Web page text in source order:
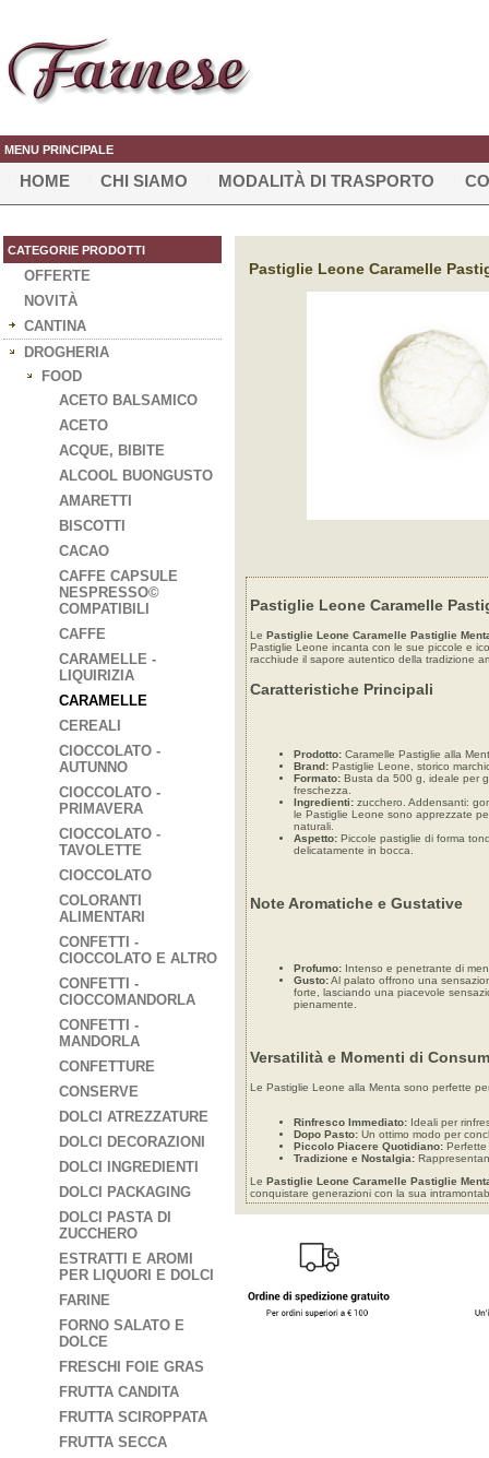
MENU PRINCIPALE
HOME CHI SIAMO MODALITÀ DI TRASPORTO
CATEGORIE PRODOTTI
OFFERTE
NOVITÀ
CANTINA
DROGHERIA
FOOD
ACETO BALSAMICO
ACETO
ACQUE, BIBITE
ALCOOL BUONGUSTO
AMARETTI
BISCOTTI
CACAO
CAFFE CAPSULE
NESPRESSO©
COMPATIBILI
CAFFE
CARAMELLE -
LIQUIRIZIA
CARAMELLE
CEREALI
CIOCCOLATO -
AUTUNNO
CIOCCOLATO -
PRIMAVERA
CIOCCOLATO -
TAVOLETTE
CIOCCOLATO
COLORANTI
ALIMENTARI
CONFETTI -
CIOCCOLATO E ALTRO
CONFETTI -
CIOCCOMANDORLA
CONFETTI -
MANDORLA
CONFETTURE
CONSERVE
DOLCI ATREZZATURE
DOLCI DECORAZIONI
DOLCI INGREDIENTI
DOLCI PACKAGING
DOLCI PASTA DI
ZUCCHERO
ESTRATTI E AROMI
PER LIQUORI E DOLCI
FARINE
FORNO SALATO E
DOLCE
FRESCHI FOIE GRAS
FRUTTA CANDITA
FRUTTA SCIROPPATA
FRUTTA SECCA
Pastiglie Leone Caramelle
Pastiglie Leone Caramelle
Le Pastiglie Leone Caramelle Pastiglie
Pastiglie Leone incanta con le sue piccole e
racchiude il sapore autentico della tradizione
Caratteristiche Principali
Prodotto: Caramelle Pastiglie alla
Brand: Pastiglie Leone, storico
Formato: Busta da 500 g, ideale per
freschezza.
Ingredienti: zucchero. Addensanti:
le Pastiglie Leone sono apprezzate
naturali.
Aspetto: Piccole pastiglie di forma
delicatamente in bocca.
Note Aromatiche e Gustative
Profumo: Intenso e penetrante di
Gusto:Al palato offrono una
forte, lasciando una piacevole
pienamente.
Versatilità e Momenti di
Le Pastiglie Leone alla Menta sono perfette
Rinfresco Immediato: Ideali per
Dopo Pasto: Un ottimo modo per
Piccolo Piacere Quotidiano: Perfette
Tradizione e Nostalgia:
Le Pastiglie Leone Caramelle Pastiglie
conquistare generazioni con la sua